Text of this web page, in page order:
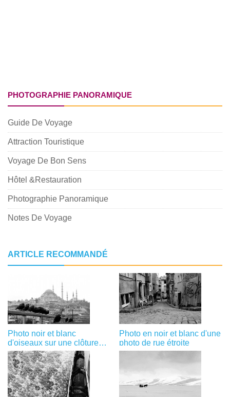
PHOTOGRAPHIE PANORAMIQUE
Guide De Voyage
Attraction Touristique
Voyage De Bon Sens
Hôtel &Restauration
Photographie Panoramique
Notes De Voyage
ARTICLE RECOMMANDÉ
Photo noir et blanc
d'oiseaux sur une clôture
dans une photo de rangée
Photo en noir et blanc d'une
photo de rue étroite